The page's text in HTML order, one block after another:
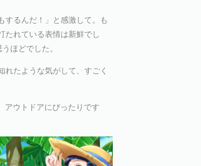
するんだ！」と感激して。も
たれている表情は新鮮でし
ほどでした。
たような気がして、すごく
アウトドアにぴったりです